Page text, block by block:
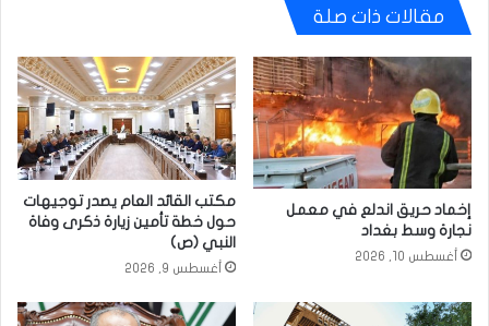
مقالات ذات صلة
إخماد حريق اندلع في معمل
نجارة وسط بغداد
أغسطس 10, 2026
مكتب القائد العام يصدر توجيهات
حول خطة تأمين زيارة ذكرى وفاة
النبي (ص)
أغسطس 9, 2026